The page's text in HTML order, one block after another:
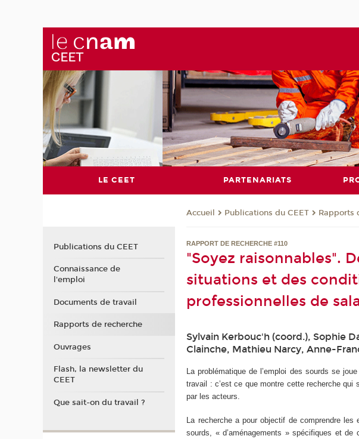
LE CEET PARTENARIATS
Accueil Publications du CEET Rapports
RAPPORT DE RECHERCHE #110
"Soyez raisonnables".
situations et des
professionnelles de
Sylvain Kerbouc'h (coord.), Sophie
Clainche, Mathieu Narcy, Anne-
La problématique de l’emploi des sourds se
travail : c’est ce que montre cette recherche
par les acteurs.
La recherche a pour objectif de comprendre
sourds, « d’aménagements » spécifiques et de
Publications du CEET
Connaissance de
l'emploi
Documents de travail
Rapports de recherche
Ouvrages
Flash, la newsletter du
CEET
Que sait-on du travail ?